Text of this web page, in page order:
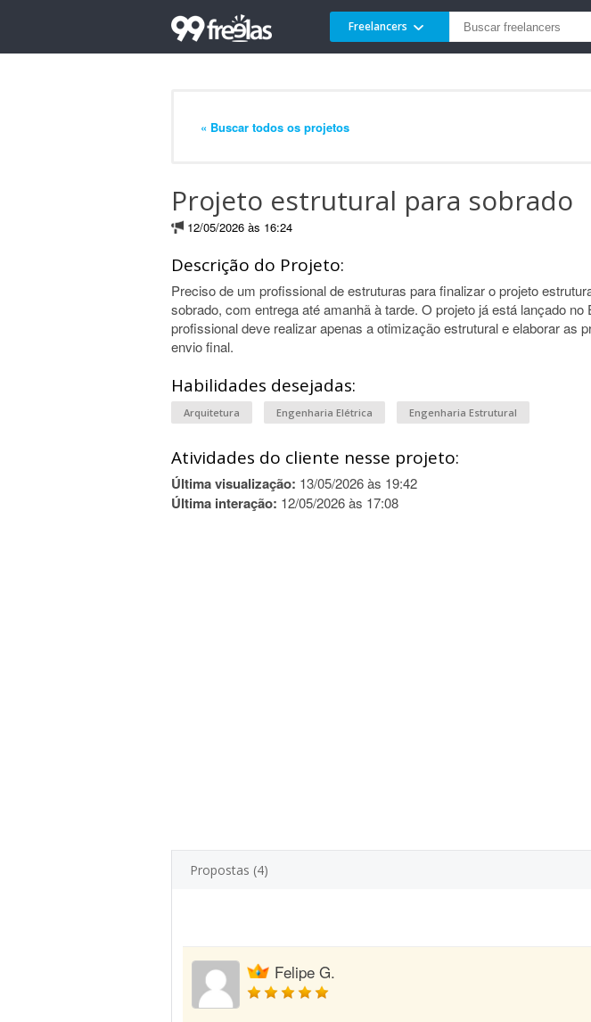
Freelancers
« Buscar todos os projetos
Projeto estrutural para sobrado
12/05/2026 às 16:24
Descrição do Projeto:
Preciso de um profissional de estruturas para finalizar o projeto
sobrado, com entrega até amanhã à tarde. O projeto já está lançado no
profissional deve realizar apenas a otimização estrutural e elaborar as
envio final.
Habilidades desejadas:
Arquitetura Engenharia Elétrica Engenharia Estrutural
Atividades do cliente nesse projeto:
Última visualização: 13/05/2026 às 19:42
Última interação: 12/05/2026 às 17:08
Propostas (4)
Felipe G.